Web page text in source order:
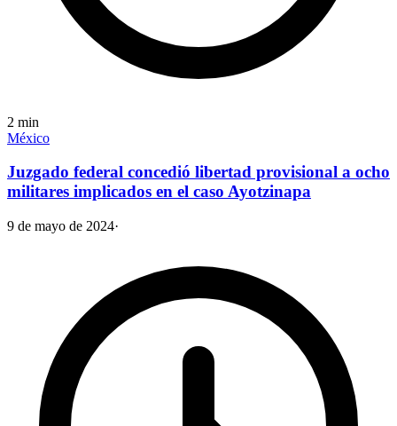
2 min
México
Juzgado federal concedió libertad provisional a ocho
militares implicados en el caso Ayotzinapa
9 de mayo de 2024·